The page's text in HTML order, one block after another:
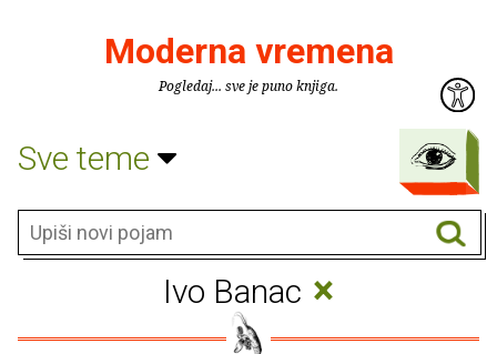
Moderna vremena
Pogledaj... sve je puno knjiga.
Sve teme
Ivo Banac ×